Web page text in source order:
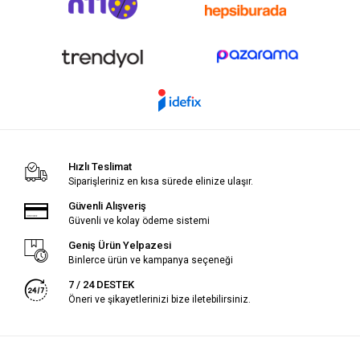
Hızlı Teslimat
Siparişleriniz en kısa sürede elinize ulaşır.
Güvenli Alışveriş
Güvenli ve kolay ödeme sistemi
Geniş Ürün Yelpazesi
Binlerce ürün ve kampanya seçeneği
7 / 24 DESTEK
Öneri ve şikayetlerinizi bize iletebilirsiniz.